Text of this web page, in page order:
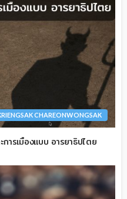
CHAREONWONGSAK
ารเมืองแบบ อารยาธิปไตย